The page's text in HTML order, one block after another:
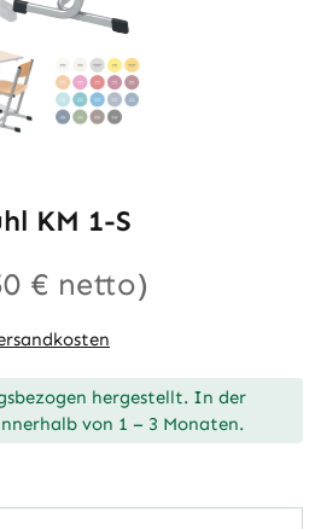
KM 1-S
€ netto)
hergestellt. In der
von 1 – 3 Monaten.